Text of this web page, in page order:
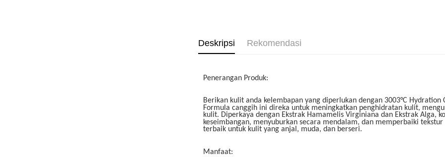
Deskripsi Rekomendasi
Penerangan Produk:
Berikan kulit anda kelembapan yang diperlukan dengan 3003°C
Formula canggih ini direka untuk meningkatkan penghidratan kulit,
kulit. Diperkaya dengan Ekstrak Hamamelis Virginiana dan Ekstrak Alga,
keseimbangan, menyuburkan secara mendalam, dan memperbaiki
terbaik untuk kulit yang anjal, muda, dan berseri.
Manfaat: